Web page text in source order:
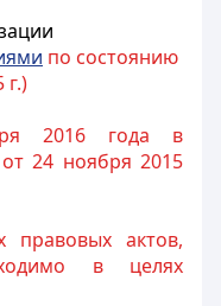
по состоянию
г.)
2016 года в
24 ноября 2015
правовых актов,
в целях